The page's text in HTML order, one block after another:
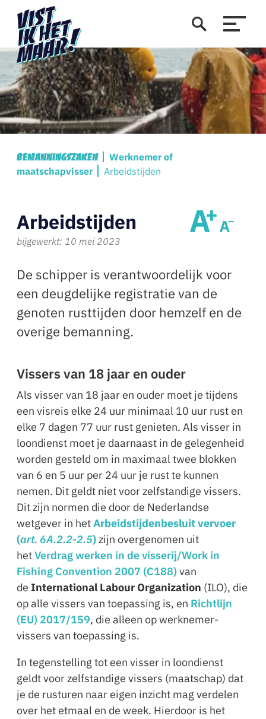
Bemanningszaken
Werknemer of
maatschapvisser
Arbeidstijden
Arbeidstijden
bijgewerkt: 10 mei 2023
De schipper is verantwoordelijk voor
een deugdelijke registratie van de
genoten rusttijden door hemzelf en de
overige bemanning.
Vissers van 18 jaar en ouder
Als visser van 18 jaar en ouder moet je tijdens
een visreis elke 24 uur minimaal 10 uur rust en
elke 7 dagen 77 uur rust genieten. Als visser in
loondienst moet je daarnaast in de gelegenheid
worden gesteld om in maximaal twee blokken
van 6 en 5 uur per 24 uur je rust te kunnen
nemen. Dit geldt niet voor zelfstandige vissers.
Dit zijn normen die door de Nederlandse
wetgever in hetArbeidstijdenbesluit vervoer
(art. 6A.2.2-2.5)zijn overgenomen uit
hetVerdrag werken in de visserij/Work in
Fishing Convention 2007 (C188)van
de International Labour Organization (ILO), die
op alle vissers van toepassing is, en Richtlijn
(EU) 2017/159, die alleen op werknemer-
vissers van toepassing is.
In tegenstelling tot een visser in loondienst
geldt voor zelfstandige vissers (maatschap) dat
je de rusturen naar eigen inzicht mag verdelen
over het etmaal en de week. Hierdoor is het